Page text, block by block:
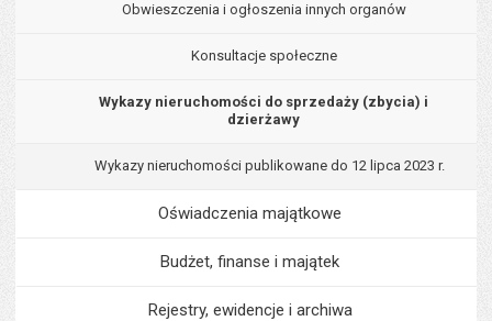
Obwieszczenia i ogłoszenia innych organów
Konsultacje społeczne
Wykazy nieruchomości do sprzedaży (zbycia) i
dzierżawy
Wykazy nieruchomości publikowane do 12 lipca 2023 r.
Oświadczenia majątkowe
Budżet, finanse i majątek
Rejestry, ewidencje i archiwa